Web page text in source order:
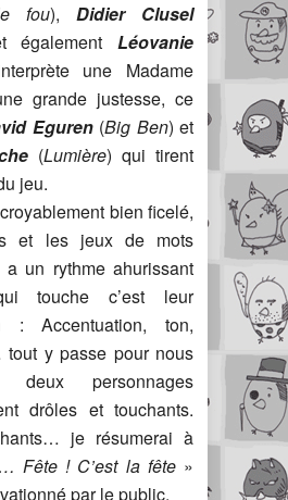
fou), Didier Clusel
également Léovanie
une Madame
grande justesse, ce
Eguren(Big Ben) et
(Lumière) qui tirent
jeu.
bien ficelé,
et les jeux de mots
a un rythme ahurissant
touche c’est leur
: Accentuation, ton,
y passe pour nous
personnages
drôles et touchants.
je résumerai à
Fête ! C’est la fête»
par le public.